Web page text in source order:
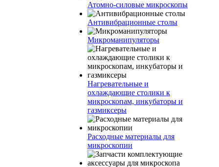
Атомно-силовые микроскопы
Антивибрационные столы
Микроманипуляторы
Нагревательные и
охлаждающие столики к
микроскопам, инкубаторы и
газмиксеры
Расходные материалы для
микроскопии